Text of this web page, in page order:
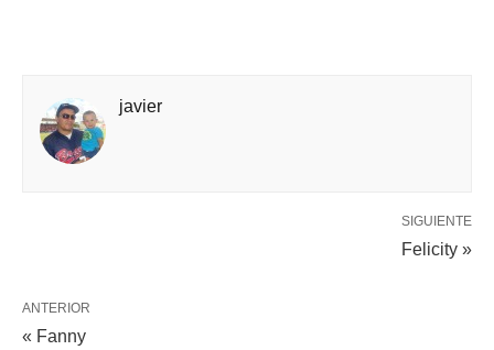
javier
SIGUIENTE
Felicity »
ANTERIOR
« Fanny